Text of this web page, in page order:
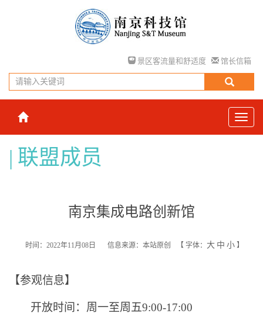
景区客流量和舒适度 馆长信箱
联盟成员
南京集成电路创新馆
时间：2022年11月08日 信息来源：本站原创 【 字体： 大 中 小 】
【参观信息】
开放时间：周一至周五9:00-17:00